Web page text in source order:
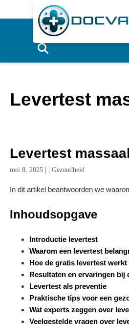
HOME
Levertest
Levertest
mei 8, 2025 Gezondheid
In dit artikel beantwoorden we
Inhoudsopgave
Introductie levertest
Waarom een levertest
Hoe de gratis levertest werkt
Resultaten en ervaringen bij
Levertest als preventie
Praktische tips voor een
Wat experts zeggen over
Veelgestelde vragen over